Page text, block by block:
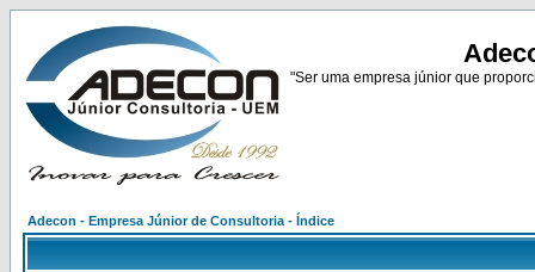
"Ser uma empresa júnior que
Adecon - Empresa Júnior de Consultoria - Índice